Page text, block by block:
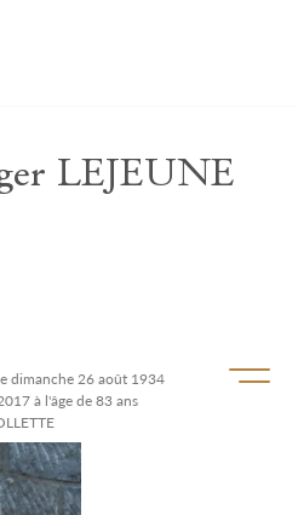
Ouvrir/
LEJEUNE
dimanche 26 août 1934
à l'âge de 83 ans